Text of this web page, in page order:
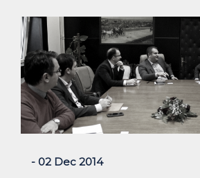
- 02 Dec 2014